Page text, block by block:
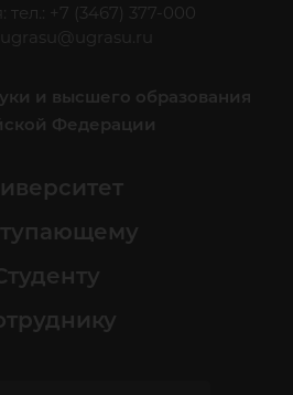
тел.: +7 (3467) 377-000
ugrasu@ugrasu.ru
и высшего образования
Федерации